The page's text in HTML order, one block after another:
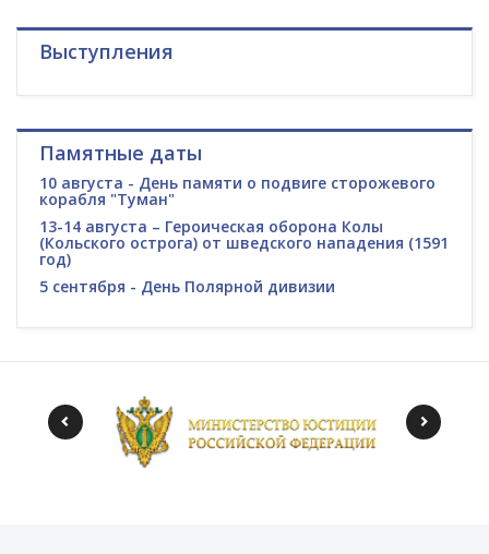
Выступления
Памятные даты
10 августа - День памяти о подвиге сторожевого
корабля "Туман"
13-14 августа – Героическая оборона Колы
(Кольского острога) от шведского нападения (1591
год)
5 сентября - День Полярной дивизии